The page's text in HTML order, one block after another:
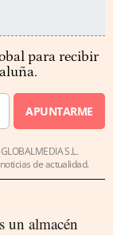
para recibir
APUNTARME
S.L.
de actualidad.
un almacén